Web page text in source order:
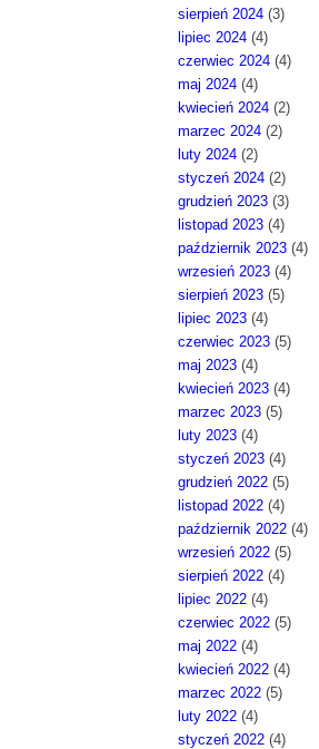
sierpień 2024 (3)
lipiec 2024 (4)
czerwiec 2024 (4)
maj 2024 (4)
kwiecień 2024 (2)
marzec 2024 (2)
luty 2024 (2)
styczeń 2024 (2)
grudzień 2023 (3)
listopad 2023 (4)
październik 2023 (4)
wrzesień 2023 (4)
sierpień 2023 (5)
lipiec 2023 (4)
czerwiec 2023 (5)
maj 2023 (4)
kwiecień 2023 (4)
marzec 2023 (5)
luty 2023 (4)
styczeń 2023 (4)
grudzień 2022 (5)
listopad 2022 (4)
październik 2022 (4)
wrzesień 2022 (5)
sierpień 2022 (4)
lipiec 2022 (4)
czerwiec 2022 (5)
maj 2022 (4)
kwiecień 2022 (4)
marzec 2022 (5)
luty 2022 (4)
styczeń 2022 (4)